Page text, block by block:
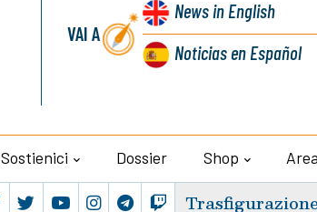
VAI A
Newsin English
Noticiasen Español
Sostienici Dossier Shop